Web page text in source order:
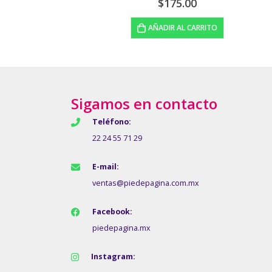
$210.00
AÑADIR AL CARRITO
Sigamos en contacto
Teléfono:
22 24 55 71 29
E-mail:
ventas@piedepagina.com.mx
Facebook:
piedepagina.mx
Instagram: